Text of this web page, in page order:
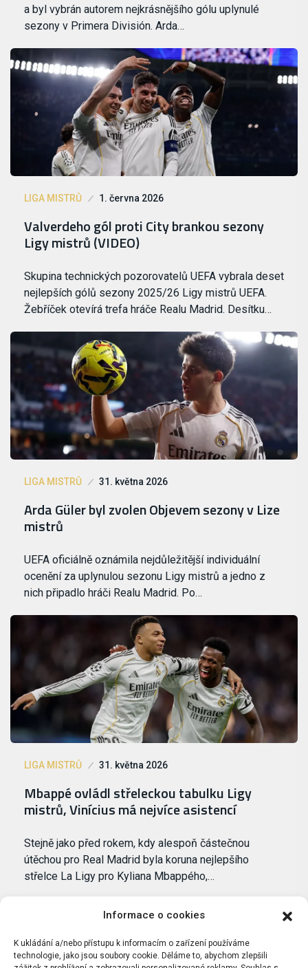
Informace o cookies
K ukládání a/nebo přístupu k informacím o zařízení používáme
technologie, jako jsou soubory cookie. Děláme to, abychom zlepšili
a byl vybrán autorem nejkrásnějšího gólu uplynulé
sezony v Primera División. Arda…
LIGA MISTRŮ 1. června 2026
Valverdeho gól proti City brankou sezony
Ligy mistrů (VIDEO)
Skupina technických pozorovatelů UEFA vybrala deset
nejlepších gólů sezony 2025/26 Ligy mistrů UEFA.
Žebříček otevírá trefa hráče Realu Madrid. Desítku…
LIGA MISTRŮ 31. května 2026
Arda Güler byl zvolen Objevem sezony v Lize
mistrů
UEFA oficiálně oznámila nejdůležitější individuální
ocenění za uplynulou sezonu Ligy mistrů a jedno z
nich připadlo hráči Realu Madrid. Po…
LIGA MISTRŮ 31. května 2026
Mbappé ovládl střeleckou tabulku Ligy
mistrů, Vinícius má nejvíce asistencí
Stejně jako před rokem, kdy alespoň částečnou
útěchou pro Real Madrid byla koruna nejlepšího
střelce La Ligy pro Kyliana Mbappého,…